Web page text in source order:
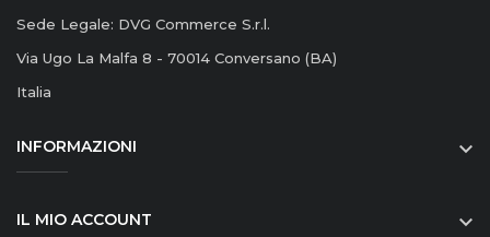
Sede Legale: DVG Commerce S.r.l.
Via Ugo La Malfa 8 - 70014 Conversano (BA)
Italia
INFORMAZIONI 
IL MIO ACCOUNT 